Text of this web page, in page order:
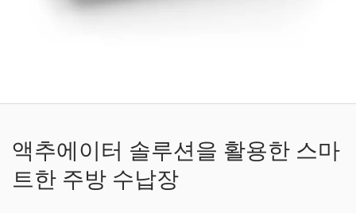
액추에이터 솔루션을 활용한 스마
트한 주방 수납장